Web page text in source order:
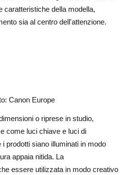
caratteristiche della modella,
sia al centro dell'attenzione.
Canon Europe
o riprese in studio,
come luci chiave e luci di
prodotti siano illuminati in modo
appaia nitida. La
essere utilizzata in modo creativo